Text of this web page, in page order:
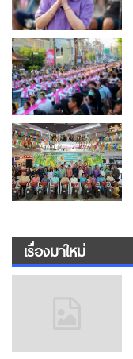
เรื่องมาใหม่